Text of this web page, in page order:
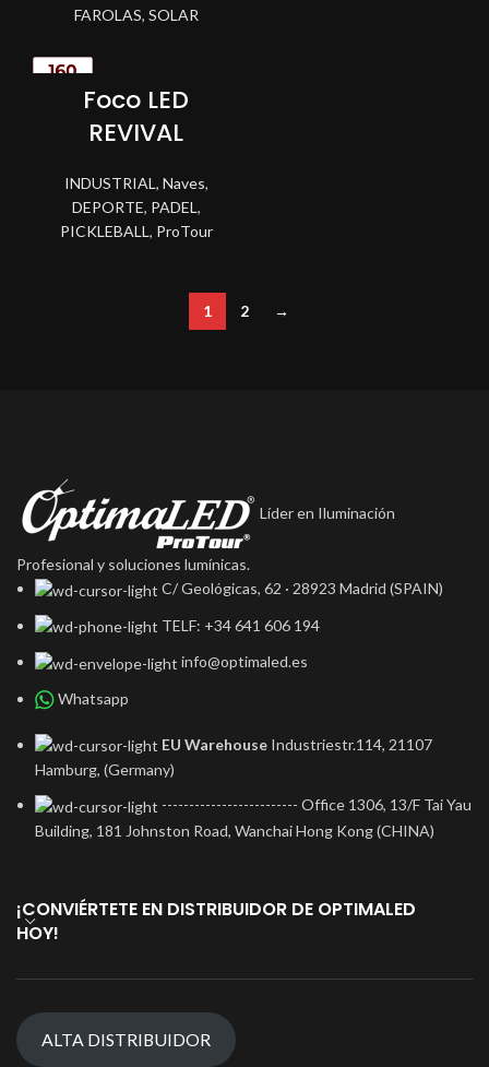
FAROLAS, SOLAR
Foco LED
REVIVAL
INDUSTRIAL, Naves,
DEPORTE, PADEL,
PICKLEBALL, ProTour
1 2 →
Líder en Iluminación
Profesional y soluciones lumínicas.
C/ Geológicas, 62 · 28923 Madrid (SPAIN)
TELF: +34 641 606 194
info@optimaled.es
Whatsapp
EU Warehouse Industriestr.114, 21107
Hamburg, (Germany)
------------------------- Office 1306, 13/F Tai Yau
Building, 181 Johnston Road, Wanchai Hong Kong (CHINA)
¡CONVIÉRTETE EN DISTRIBUIDOR DE OPTIMALED
HOY!
ALTA DISTRIBUIDOR